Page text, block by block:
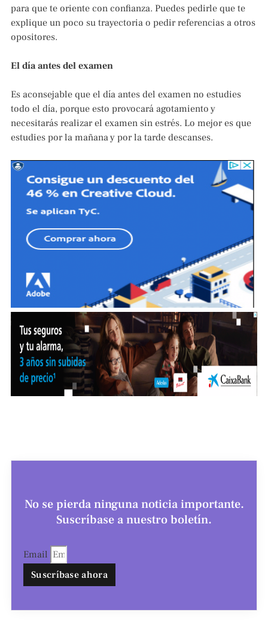
para que te oriente con confianza. Puedes pedirle que te
explique un poco su trayectoria o pedir referencias a otros
opositores.
El día antes del examen
Es aconsejable que el día antes del examen no estudies
todo el día, porque esto provocará agotamiento y
necesitarás realizar el examen sin estrés. Lo mejor es que
estudies por la mañana y por la tarde descanses.
No se pierda ninguna noticia importante.
Suscríbase a nuestro boletín.
Email
Suscríbase ahora